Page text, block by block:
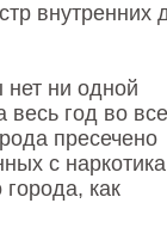
внутренних
нет ни одной
весь год во
пресечено
с
города, как